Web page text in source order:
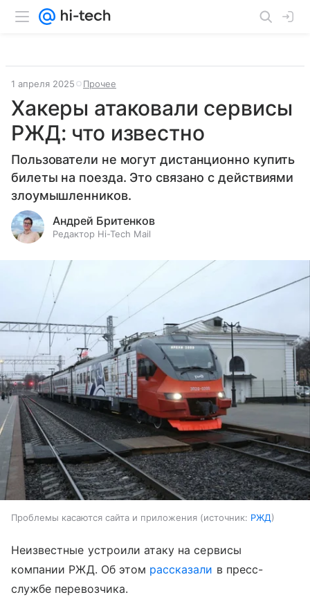
1 апреля 2025 Прочее
Хакеры атаковали сервисы
РЖД: что известно
Пользователи не могут дистанционно купить
билеты на поезда. Это связано с действиями
злоумышленников.
Андрей Бритенков
Редактор Hi-Tech Mail
Проблемы касаются сайта и приложения источник: РЖД
Неизвестные устроили атаку на сервисы
компании РЖД. Об этом рассказали в пресс-
службе перевозчика.